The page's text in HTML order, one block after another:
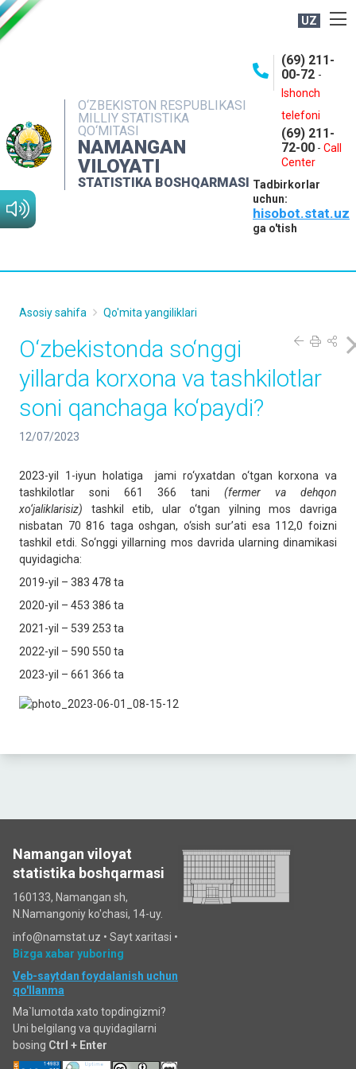
UZ
O‘ZBEKISTON RESPUBLIKASI
MILLIY STATISTIKA
QO‘MITASI
NAMANGAN
VILOYATI
STATISTIKA BOSHQARMASI
(69) 211-
00-72 -
Ishonch
telefoni
(69) 211-
72-00 - Call
Center
Tadbirkorlar
uchun:
hisobot.stat.uz
ga o'tish
NASHRLAR
INTERAKTIV XIZMATLAR
MATBUOT XIZMATI
MUROJAATLAR
Asosiy sahifa Qo'mita yangiliklari
O‘zbekistonda so‘nggi
yillarda korxona va tashkilotlar
soni qanchaga ko‘paydi?
12/07/2023
2023-yil 1-iyun holatiga jami ro‘yxatdan o‘tgan korxona va
tashkilotlar soni 661 366 tani (fermer va dehqon
xo‘jaliklarisiz) tashkil etib, ular o‘tgan yilning mos davriga
nisbatan 70 816 taga oshgan, o‘sish sur’ati esa 112,0 foizni
tashkil etdi. So‘nggi yillarning mos davrida ularning dinamikasi
quyidagicha:
2019-yil – 383 478 ta
2020-yil – 453 386 ta
2021-yil – 539 253 ta
2022-yil – 590 550 ta
2023-yil – 661 366 ta
Namangan viloyat
statistika boshqarmasi
160133, Namangan sh,
N.Namangoniy ko'chasi, 14-uy.
info@namstat.uz • Sayt xaritasi •
Bizga xabar yuboring
Veb-saytdan foydalanish uchun
qo'llanma
Ma`lumotda xato topdingizmi?
Uni belgilang va quyidagilarni
bosing Ctrl + Enter